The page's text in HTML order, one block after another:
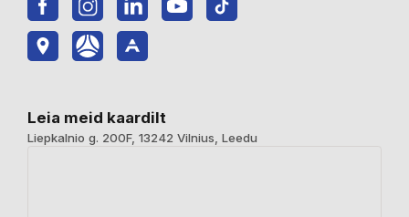
Leia meid kaardilt
Liepkalnio g. 200F, 13242 Vilnius, Leedu